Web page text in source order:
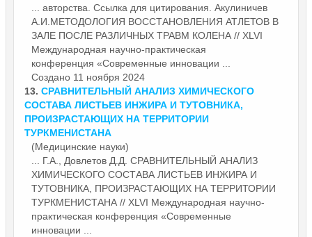
... авторства. Ссылка для цитирования. Акулиничев
А.И.МЕТОДОЛОГИЯ ВОССТАНОВЛЕНИЯ АТЛЕТОВ В
ЗАЛЕ ПОСЛЕ РАЗЛИЧНЫХ ТРАВМ КОЛЕНА // XLVI
Международная научно-практическая
конференция «Современные инновации
Создано 11 ноября 2024
13. СРАВНИТЕЛЬНЫЙ АНАЛИЗ ХИМИЧЕСКОГО
СОСТАВА ЛИСТЬЕВ ИНЖИРА И ТУТОВНИКА,
ПРОИЗРАСТАЮЩИХ НА ТЕРРИТОРИИ
ТУРКМЕНИСТАНА
(Медицинские науки)
... Г.А., Довлетов Д.Д. СРАВНИТЕЛЬНЫЙ АНАЛИЗ
ХИМИЧЕСКОГО СОСТАВА ЛИСТЬЕВ ИНЖИРА И
ТУТОВНИКА, ПРОИЗРАСТАЮЩИХ НА ТЕРРИТОРИИ
ТУРКМЕНИСТАНА // XLVI Международная научно-
практическая конференция «Современные
инновации